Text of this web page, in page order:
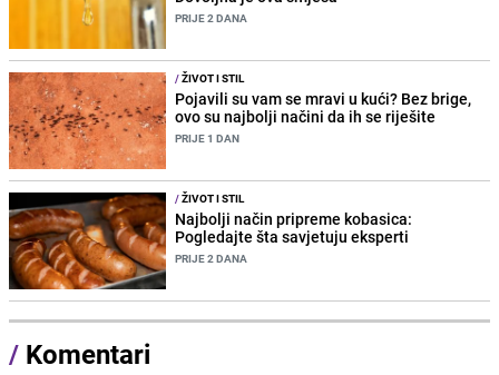
PRIJE 2 DANA
/ŽIVOT I STIL
Pojavili su vam se mravi u kući? Bez brige,
ovo su najbolji načini da ih se riješite
PRIJE 1 DAN
/ŽIVOT I STIL
Najbolji način pripreme kobasica:
Pogledajte šta savjetuju eksperti
PRIJE 2 DANA
/ Komentari